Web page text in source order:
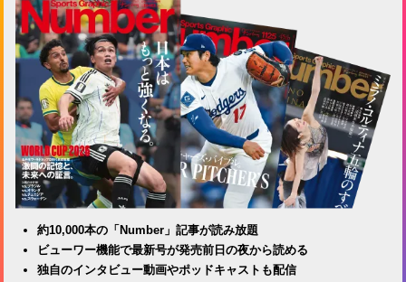
約10,000本の「Number」記事が読み放題
ビューワー機能で最新号が発売前日の夜から読める
独自のインタビュー動画やポッドキャストも配信